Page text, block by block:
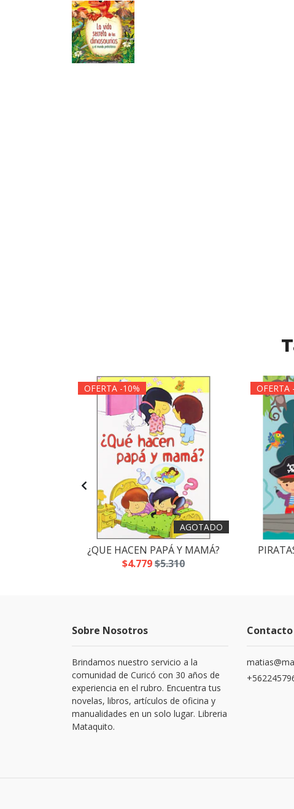
OFERTA -10%
AGOTADO
¿QUE HACEN PAPÁ Y MAMÁ?
$4.779$5.310
OFERTA
Sobre Nosotros
Brindamos nuestro servicio a la
comunidad de Curicó con 30 años de
experiencia en el rubro. Encuentra tus
novelas, libros, artículos de oficina y
manualidades en un solo lugar. Libreria
Mataquito.
Contacto